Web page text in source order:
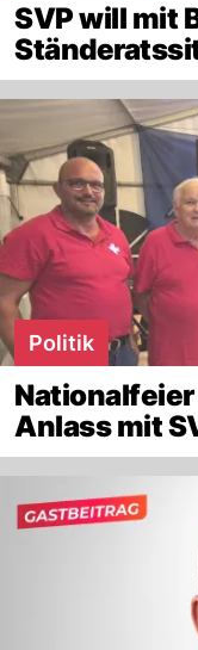
SVP will mit
Politik
Anlass mit